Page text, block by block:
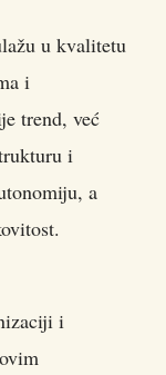
u kvalitetu
i
trend, već
i
a
i